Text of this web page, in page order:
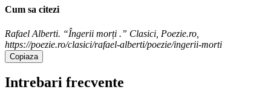
Cum sa citezi
Rafael Alberti. “Îngerii morți .” Clasici, Poezie.ro,
https://poezie.ro/clasici/rafael-alberti/poezie/ingerii-morti
Copiaza
Intrebari frecvente